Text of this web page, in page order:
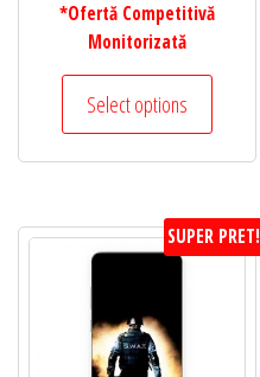
*Ofertă Competitivă
Monitorizată
Select options
SUPER PRET!